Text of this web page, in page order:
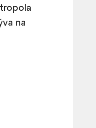
na